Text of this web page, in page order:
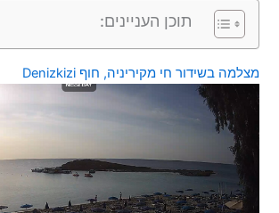
תוכן העניינים:
מצלמה בשידור חי מקיריניה, חוף Denizkizi